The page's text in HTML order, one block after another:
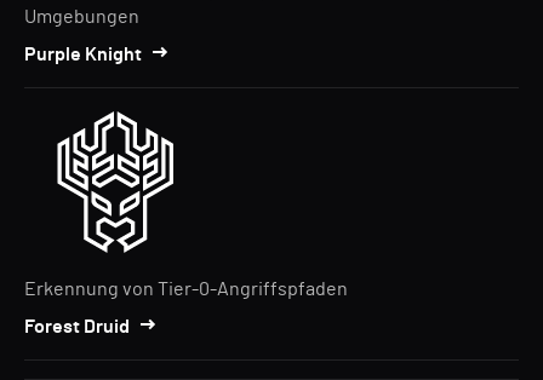
Umgebungen
Purple Knight
Erkennung von Tier-0-Angriffspfaden
Forest Druid